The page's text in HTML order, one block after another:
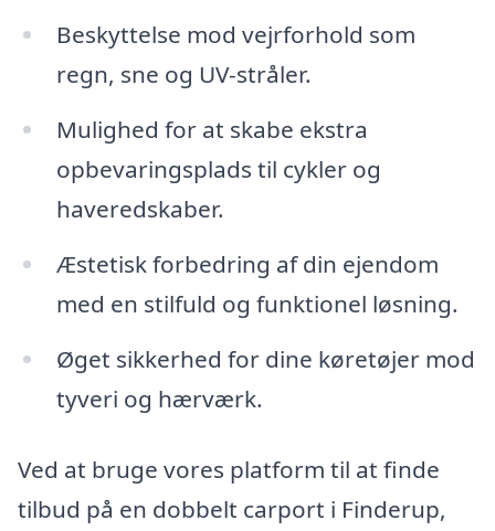
Beskyttelse mod vejrforhold som
regn, sne og UV-stråler.
Mulighed for at skabe ekstra
opbevaringsplads til cykler og
haveredskaber.
Æstetisk forbedring af din ejendom
med en stilfuld og funktionel løsning.
Øget sikkerhed for dine køretøjer mod
tyveri og hærværk.
Ved at bruge vores platform til at finde
tilbud på en dobbelt carport i Finderup,